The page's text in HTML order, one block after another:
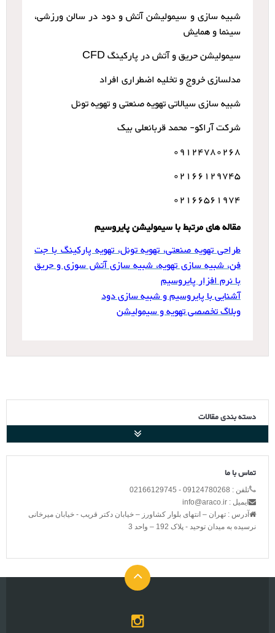
شبیه سازی و سیمولیشن آتش و دود در سالن ورزشی،
سینما و همایش
سیمولیشن حریق و آتش در پارکینگ CFD
مدلسازی خروج و تخلیه اضطراری افراد
شبیه سازی سیالاتی تهویه صنعتی و تهویه تونل
شرکت آراکو- محمد قربانعلی بیک
09124780268
02166129745
02166561974
مقاله های مرتبط با سیمولیشن پایروسیم
طراحی تهویه صنعتی، تهویه تونل، تهویه پارکینگ با جت
فن، شبیه سازی تهویه، شبیه سازی آتش سوزی و حریق
با نرم افزار پایروسیم
آشنایی با پایروسیم و شبیه سازی دود
وبلاگ تخصصی تهویهو سیمولیشن
دسته بندی مقالات
تماس با ما
تلفن : 09124780268 - 02166129745
ایمیل : info@araco.ir
آدرس : تهران – انتهای بلوار کشاورز – خیابان دکتر قریب - خیابان میرخانی
نرسیده به میدان توحید - پلاک 192 – واحد 3